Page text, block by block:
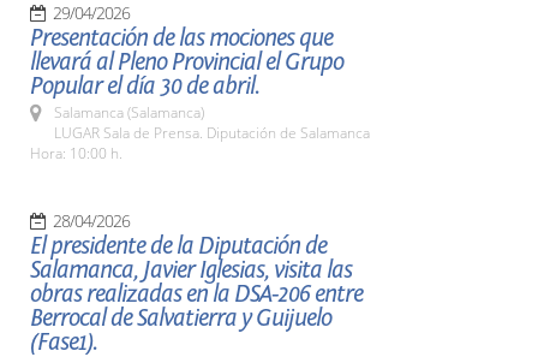
29/04/2026
Presentación de las mociones que
llevará al Pleno Provincial el Grupo
Popular el día 30 de abril.
Salamanca (Salamanca)
LUGAR Sala de Prensa. Diputación de Salamanca
Hora: 10:00 h.
28/04/2026
El presidente de la Diputación de
Salamanca, Javier Iglesias, visita las
obras realizadas en la DSA-206 entre
Berrocal de Salvatierra y Guijuelo
(Fase1).